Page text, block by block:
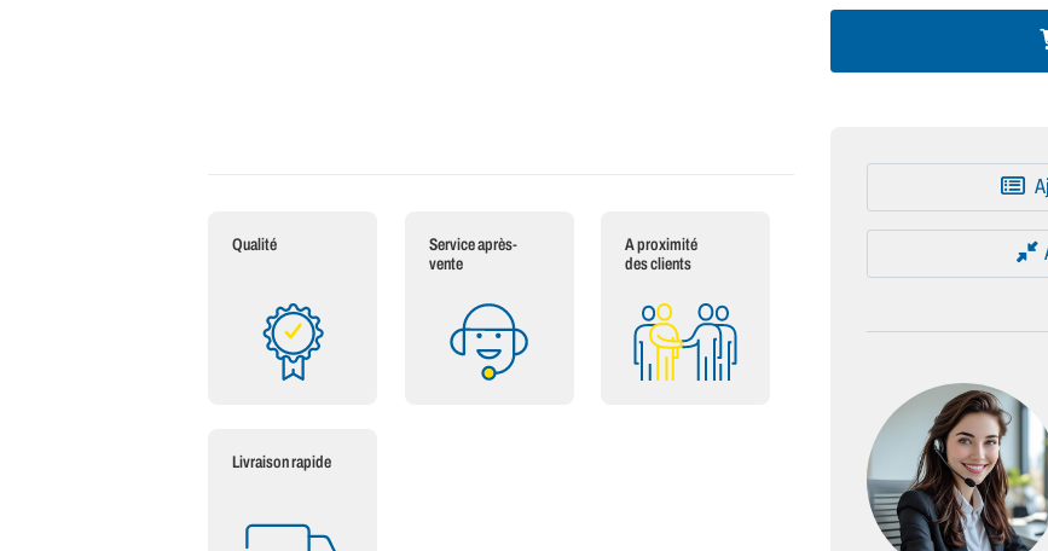
Qualité
Service après-
vente
A proximité
des clients
Livraison rapide